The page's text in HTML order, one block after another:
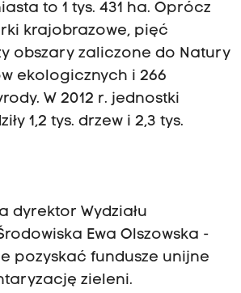
to 1 tys. 431 ha. Oprócz
krajobrazowe, pięć
obszary zaliczone do Natury
ekologicznych i 266
W 2012 r. jednostki
1,2 tys. drzew i 2,3 tys.
dyrektor Wydziału
Ewa Olszowska -
pozyskać fundusze unijne
zieleni.